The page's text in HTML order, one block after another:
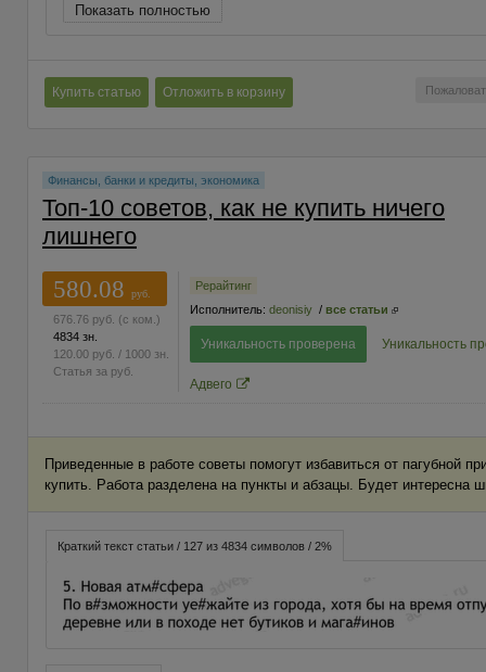
Показать полностью
Купить статью Отложить в корзину
Финансы, банки и кредиты, экономика
Топ-10 советов, как не купить ничего
лишнего
580.08
руб.
676.76 руб. (с ком.)
4834 зн.
120.00 руб. / 1000 зн.
Статья за руб.
Рерайтинг
Исполнитель: deonisiy / все статьи
Уникальность проверена Уникальность
Адвего
Приведенные в работе советы помогут избавиться от пагубной
купить. Работа разделена на пункты и абзацы. Будет интересна
Краткий текст статьи / 127 из 4834 символов / 2%